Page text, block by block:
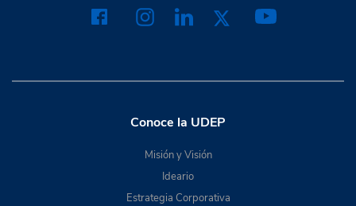
Conoce la UDEP
Misión y Visión
Ideario
Estrategia Corporativa